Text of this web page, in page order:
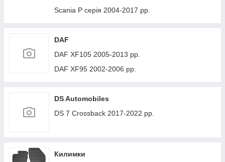
Scania P серія 2004-2017 рр.
DAF
DAF XF105 2005-2013 рр.
DAF XF95 2002-2006 рр.
DS Automobiles
DS 7 Crossback 2017-2022 рр.
Килимки